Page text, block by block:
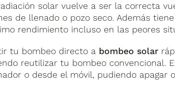
solar vuelve a ser la correcta
de llenado o pozo seco. Además
rendimiento incluso en las peores
tu bombeo directo a bombeo solar
reutilizar tu bombeo convencional.
o desde el móvil, pudiendo apagar